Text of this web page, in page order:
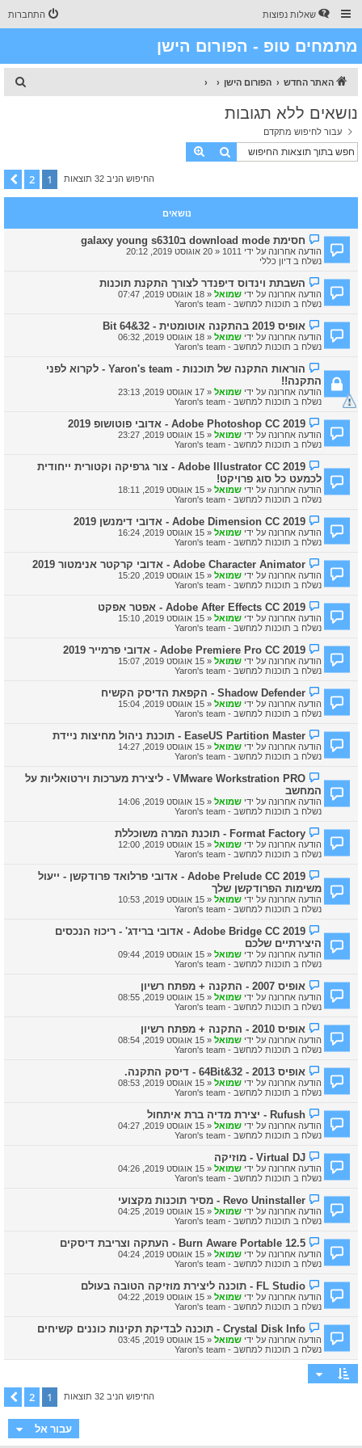
שאלות נפוצות התחברות
מתמחים טופ - הפורום הישן
האתר החדש הפורום הישן
ח
נושאים ללא תגובות
עבור לחיפוש מתקדם
חיפושחיפוש מתקדם
החיפוש הניב 32 תוצאות 1
2 הבא
נושאים
ה
ו
ד
ע
ה
ח
ד
ש
חסימת download mode בgalaxy young s6310
הודעה אחרונה על ידי 1011
«20 אוגוסט 2019, 20:12
נשלח בדיון כללי
ה
ו
ד
ע
ה
ח
ד
ש
השבתת וינדוס דיפנדר לצורך התקנת תוכנות
הודעה אחרונה על ידי שמואל«18 אוגוסט 2019, 07:47
נשלח בתוכנות למחשב - Yaron's team
ה
ו
ד
ע
ה
ח
ד
ש
ה
אופיס 2019 בהתקנה אוטומטית - 32&64 Bit
הודעה אחרונה על ידי שמואל«18 אוגוסט 2019, 06:32
נשלח בתוכנות למחשב - Yaron's team
ה
ו
ד
ע
ה
ד
ש
ה
הוראות התקנה של תוכנות - Yaron's team - לקרוא לפני
התקנה!!
הודעה אחרונה על ידי שמואל«17 אוגוסט 2019, 23:13
נשלח בתוכנות למחשב - Yaron's team
ה
ו
ד
ע
ה
ח
ד
ש
ה
Adobe Photoshop CC 2019 - אדובי פוטושופ 2019
הודעה אחרונה על ידי שמואל«15 אוגוסט 2019, 23:27
נשלח בתוכנות למחשב - Yaron's team
ה
ו
ד
ע
ה
ד
ש
ה
Adobe Illustrator CC 2019 - צור גרפיקה וקטורית ייחודית
לכמעט כל סוג פרויקט!
הודעה אחרונה על ידי שמואל«15 אוגוסט 2019, 18:11
נשלח בתוכנות למחשב - Yaron's team
ה
ו
ד
ע
ה
ח
ד
ש
Adobe Dimension CC 2019 - אדובי דימנשן 2019
הודעה אחרונה על ידי שמואל«15 אוגוסט 2019, 16:24
נשלח בתוכנות למחשב - Yaron's team
ה
ו
ד
ע
ה
ח
ד
ש
Adobe Character Animator - אדובי קרקטר אנימטור 2019
הודעה אחרונה על ידי שמואל«15 אוגוסט 2019, 15:20
נשלח בתוכנות למחשב - Yaron's team
ה
ו
ד
ע
ה
ח
ד
ש
Adobe After Effects CC 2019 - אפטר אפקט
הודעה אחרונה על ידי שמואל«15 אוגוסט 2019, 15:10
נשלח בתוכנות למחשב - Yaron's team
ה
ו
ד
ע
ה
ח
ד
ש
Adobe Premiere Pro CC 2019 - אדובי פרמייר 2019
הודעה אחרונה על ידי שמואל«15 אוגוסט 2019, 15:07
נשלח בתוכנות למחשב - Yaron's team
ה
ו
ד
ע
ה
ח
ד
ש
Shadow Defender - הקפאת הדיסק הקשיח
הודעה אחרונה על ידי שמואל«15 אוגוסט 2019, 15:04
נשלח בתוכנות למחשב - Yaron's team
ה
ו
ד
ע
ה
ח
ד
ש
ה
EaseUS Partition Master - תוכנת ניהול מחיצות ניידת
הודעה אחרונה על ידי שמואל«15 אוגוסט 2019, 14:27
נשלח בתוכנות למחשב - Yaron's team
ה
ו
ד
ע
ה
ד
ש
ה
VMware Workstration PRO - ליצירת מערכות וירטואליות על
המחשב
הודעה אחרונה על ידי שמואל«15 אוגוסט 2019, 14:06
נשלח בתוכנות למחשב - Yaron's team
ה
ו
ד
ע
ה
ח
ד
ש
ה
Format Factory - תוכנת המרה משוכללת
הודעה אחרונה על ידי שמואל«15 אוגוסט 2019, 12:00
נשלח בתוכנות למחשב - Yaron's team
ה
ו
ד
ע
ה
ד
ש
ה
Adobe Prelude CC 2019 - אדובי פרלואד פרודקשן - ייעול
משימות הפרודקשן שלך
הודעה אחרונה על ידי שמואל«15 אוגוסט 2019, 10:53
נשלח בתוכנות למחשב - Yaron's team
ה
ו
ד
ע
ה
ד
ש
ה
Adobe Bridge CC 2019 - אדובי ברידג' - ריכוז הנכסים
היצירתיים שלכם
הודעה אחרונה על ידי שמואל«15 אוגוסט 2019, 09:44
נשלח בתוכנות למחשב - Yaron's team
ה
ו
ד
ע
ה
ח
ד
ש
אופיס 2007 - התקנה + מפתח רשיון
הודעה אחרונה על ידי שמואל«15 אוגוסט 2019, 08:55
נשלח בתוכנות למחשב - Yaron's team
ה
ו
ד
ע
ה
ח
ד
ש
אופיס 2010 - התקנה + מפתח רשיון
הודעה אחרונה על ידי שמואל«15 אוגוסט 2019, 08:54
נשלח בתוכנות למחשב - Yaron's team
ה
ו
ד
ע
ה
ח
ד
ש
אופיס 2013 - 32&64Bit - דיסק התקנה.
הודעה אחרונה על ידי שמואל«15 אוגוסט 2019, 08:53
נשלח בתוכנות למחשב - Yaron's team
ה
ו
ד
ע
ה
ח
ד
ש
Rufush - יצירת מדיה ברת איתחול
הודעה אחרונה על ידי שמואל«15 אוגוסט 2019, 04:27
נשלח בתוכנות למחשב - Yaron's team
ה
ו
ד
ע
ה
ח
ד
ש
Virtual DJ - מוזיקה
הודעה אחרונה על ידי שמואל«15 אוגוסט 2019, 04:26
נשלח בתוכנות למחשב - Yaron's team
ה
ו
ד
ע
ה
ח
ד
ש
Revo Uninstaller - מסיר תוכנות מקצועי
הודעה אחרונה על ידי שמואל«15 אוגוסט 2019, 04:25
נשלח בתוכנות למחשב - Yaron's team
ה
ו
ד
ע
ה
ח
ד
ש
Burn Aware Portable 12.5 - העתקה וצריבת דיסקים
הודעה אחרונה על ידי שמואל«15 אוגוסט 2019, 04:24
נשלח בתוכנות למחשב - Yaron's team
ה
ו
ד
ע
ה
ח
ד
ש
ה
FL Studio - תוכנה ליצירת מוזיקה הטובה בעולם
הודעה אחרונה על ידי שמואל«15 אוגוסט 2019, 04:22
נשלח בתוכנות למחשב - Yaron's team
ה
ו
ד
ע
ה
ד
Crystal Disk Info - תוכנה לבדיקת תקינות כוננים קשיחים
הודעה אחרונה על ידי שמואל«15 אוגוסט 2019, 03:45
נשלח בתוכנות למחשב - Yaron's team
החיפוש הניב 32 תוצאות 1
2 הבא
עבור אל